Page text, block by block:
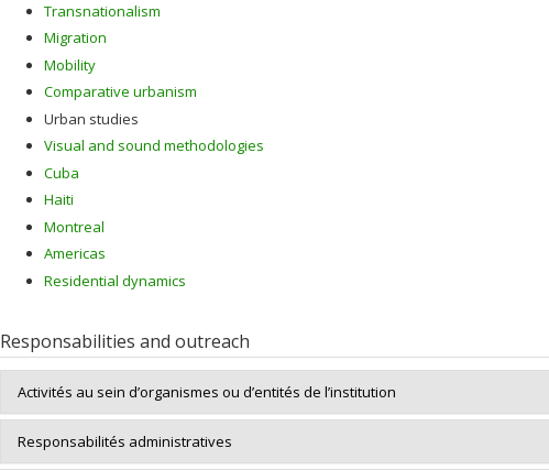
Transnationalism
Migration
Mobility
Comparative urbanism
Urban studies
Visual and sound methodologies
Cuba
Haiti
Montreal
Americas
Residential dynamics
Responsabilities and outreach
Activités au sein d’organismes ou d’entités de l’institution
Responsabilités administratives